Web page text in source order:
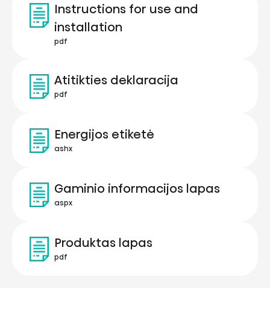
Instructions for use and
installation
pdf
Atitikties deklaracija
pdf
Energijos etiketė
ashx
Gaminio informacijos lapas
aspx
Produktas lapas
pdf